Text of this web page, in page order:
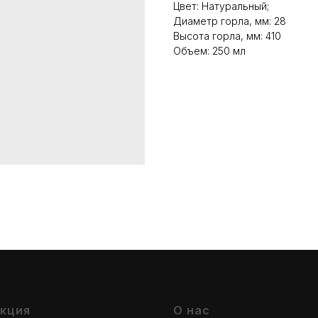
Цвет: Натуральный;
Диаметр горла, мм: 28
Высота горла, мм: 410
Объем: 250 мл
О нас